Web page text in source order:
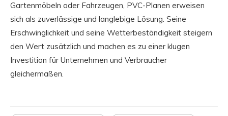
Gartenmöbeln oder Fahrzeugen, PVC-Planen erweisen
sich als zuverlässige und langlebige Lösung. Seine
Erschwinglichkeit und seine Wetterbeständigkeit steigern
den Wert zusätzlich und machen es zu einer klugen
Investition für Unternehmen und Verbraucher
gleichermaßen.